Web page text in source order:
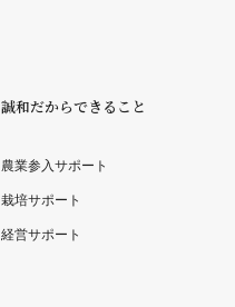
誠和だからできること
農業参入サポート
栽培サポート
経営サポート